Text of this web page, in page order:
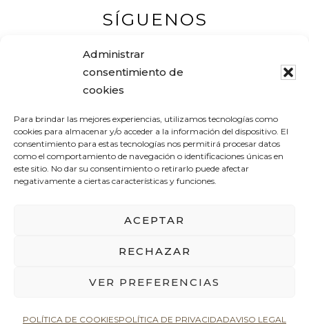
Administrar
consentimiento de
cookies
Para brindar las mejores experiencias, utilizamos tecnologías como
cookies para almacenar y/o acceder a la información del dispositivo. El
consentimiento para estas tecnologías nos permitirá procesar datos
como el comportamiento de navegación o identificaciones únicas en
este sitio. No dar su consentimiento o retirarlo puede afectar
negativamente a ciertas características y funciones.
ACEPTAR
RECHAZAR
VER PREFERENCIAS
POLÍTICA DE COOKIESPOLÍTICA DE PRIVACIDADAVISO LEGAL
SÍGUENOS
Tel. +34 978 83 12 16
Avenida Aragón, 19
44600 ALCAÑIZ (Teruel) – España
POLÍTICA DE PRIVACIDAD